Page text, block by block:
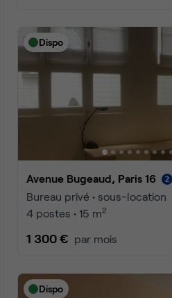
Dispo
Avenue Bugeaud, Paris 16
Bureau privé • sous-location
4 postes • 15 m2
1 300 € par mois
Dispo